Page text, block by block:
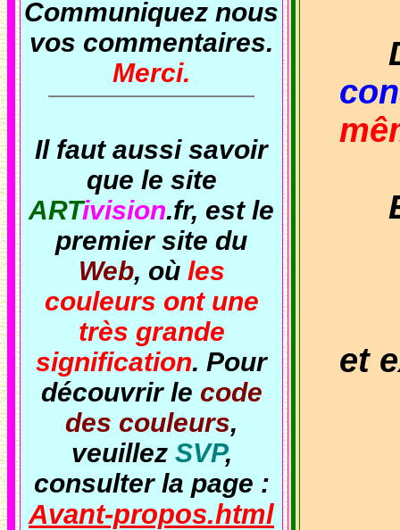
Communiquez nous
vos commentaires.
Merci.
Il faut aussi savoir
que le site
ARTivision.fr, est le
premier site du
Web, où les
couleurs ont une
très grande
signification. Pour
découvrir le code
des couleurs,
veuillez SVP,
consulter la page :
Avant-propos.html
et